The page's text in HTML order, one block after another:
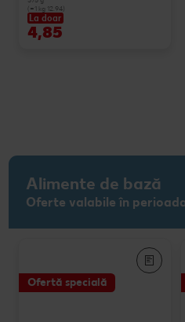
(=1 kg 12.94)
La doar
4,85
Alimente de bază
Oferte valabile în
Ofertă specială